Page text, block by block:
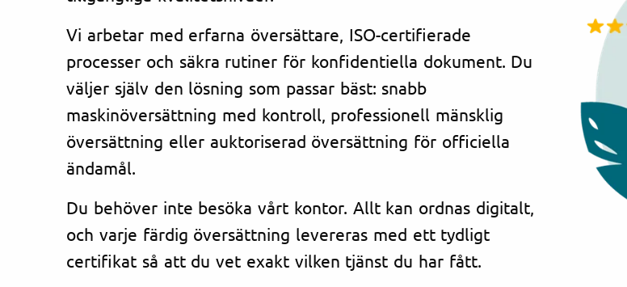
Vi arbetar med erfarna översättare, ISO-certifierade
processer och säkra rutiner för konfidentiella dokument. Du
väljer själv den lösning som passar bäst: snabb
maskinöversättning med kontroll, professionell mänsklig
översättning eller auktoriserad översättning för officiella
ändamål.
Du behöver inte besöka vårt kontor. Allt kan ordnas digitalt,
och varje färdig översättning levereras med ett tydligt
certifikat så att du vet exakt vilken tjänst du har fått.